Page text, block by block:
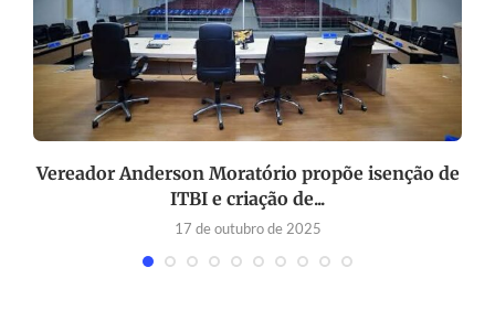
Vereador Anderson Moratório propõe isenção de
ITBI e criação de...
17 de outubro de 2025